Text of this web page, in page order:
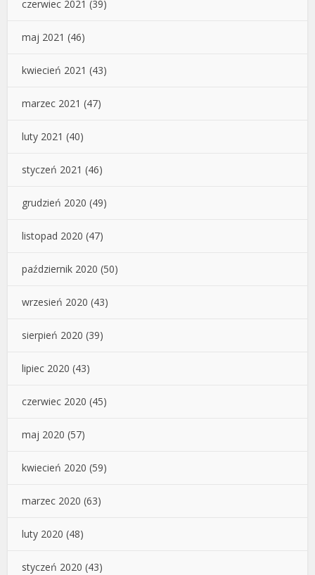
czerwiec 2021 (39)
maj 2021 (46)
kwiecień 2021 (43)
marzec 2021 (47)
luty 2021 (40)
styczeń 2021 (46)
grudzień 2020 (49)
listopad 2020 (47)
październik 2020 (50)
wrzesień 2020 (43)
sierpień 2020 (39)
lipiec 2020 (43)
czerwiec 2020 (45)
maj 2020 (57)
kwiecień 2020 (59)
marzec 2020 (63)
luty 2020 (48)
styczeń 2020 (43)